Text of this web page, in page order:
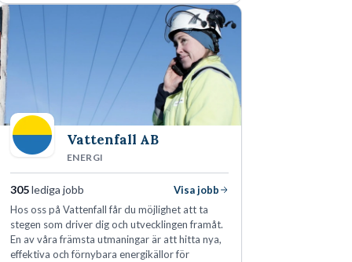
Vattenfall AB
ENERGI
305lediga jobb
Visa jobb
Hos oss på Vattenfall får du möjlighet att ta
stegen som driver dig och utvecklingen framåt.
En av våra främsta utmaningar är att hitta nya,
effektiva och förnybara energikällor för